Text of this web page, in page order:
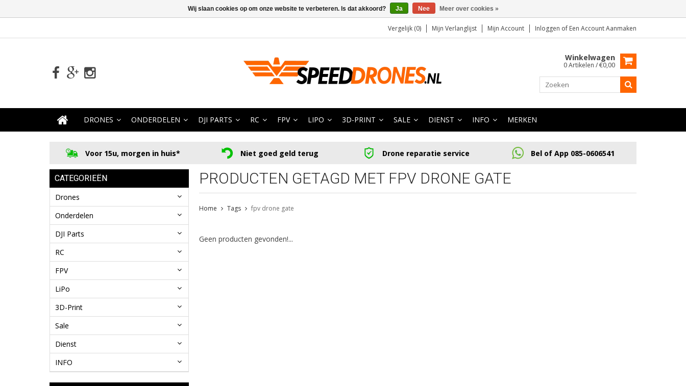
Vergelijk (0) Mijn Verlanglijst Mijn Account Inloggen of Een Account Aanmaken
Winkelwagen
0 Artikelen / €0,00
DRONES ONDERDELEN DJI PARTS RC FPV LIPO 3D-PRINT SALE DIENST INFO MERKEN
Voor 15u, morgen in huis* Niet goed geld terug Drone reparatie service Bel of App 085-0606541
CATEGORIEËN
Drones
Onderdelen
DJI Parts
RC
FPV
LiPo
3D-Print
Sale
Dienst
INFO
PRODUCTEN GETAGD MET FPV DRONE GATE
Home Tags fpv drone gate
Geen producten gevonden!...
Wij slaan cookies op om onze website te verbeteren. Is dat akkoord? Ja Nee Meer over cookies »